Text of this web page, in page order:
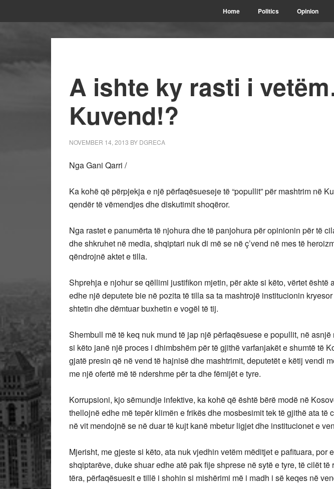
Home Politics Opinion
A ishte ky rasti i
Kuvend!?
NOVEMBER 14, 2013 BY DGRECA
Nga Gani Qarri /
Ka kohë që përpjekja e një përfaqësueseje të “popullit” për mashtrim në
qendër të vëmendjes dhe diskutimit shoqëror.
Nga rastet e panumërta të njohura dhe të panjohura për opinionin për të
dhe shkruhet në media, shqiptari nuk di më se në ç’vend në mes të
qëndrojnë aktet e tilla.
Shprehja e njohur se qëllimi justifikon mjetin, për akte si këto, vërtet është
edhe një deputete bie në pozita të tilla sa ta mashtrojë institucionin
shtetin dhe dëmtuar buxhetin e vogël të tij.
Shembull më të keq nuk mund të jap një përfaqësuese e popullit, në
si këto janë një proces i dhimbshëm për të gjithë varfanjakët e shumtë të
gjatë presin që në vend të hajnisë dhe mashtrimit, deputetët e këtij vendi
me një ofertë më të ndershme për ta dhe fëmijët e tyre.
Korrupsioni, kjo sëmundje infektive, ka kohë që është bërë modë në
thellojnë edhe më tepër klimën e frikës dhe mosbesimit tek të gjithë ata të
në vit mendojnë se në duar të kujt kanë mbetur ligjet dhe institucionet e
Mjerisht, me gjeste si këto, ata nuk vjedhin vetëm mëditjet e pafituara, por
shqiptarëve, duke shuar edhe atë pak fije shprese në sytë e tyre, të cilët të
tëra, përfaqësuesit e tillë i shohin si mishërimi më i madh i së keqes në